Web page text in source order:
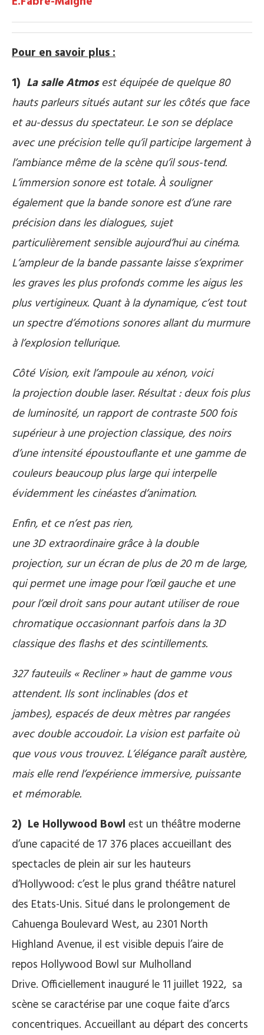
Pour en savoir plus :
1) La salle Atmosest équipée de quelque 80
hauts parleurs situés autant sur les côtés que face
et au-dessus du spectateur. Le son se déplace
avec une précision telle qu’il participe largement à
l’ambiance même de la scène qu’il sous-tend.
L’immersion sonore est totale. À souligner
également que la bande sonore est d’une rare
précision dans les dialogues, sujet
particulièrement sensible aujourd’hui au cinéma.
L’ampleur de la bande passante laisse s’exprimer
les graves les plus profonds comme les aigus les
plus vertigineux. Quant à la dynamique, c’est tout
un spectre d’émotions sonores allant du murmure
à l’explosion tellurique.
Côté Vision, exit l’ampoule au xénon, voici
la projection double laser. Résultat : deux fois plus
de luminosité, un rapport de contraste 500 fois
supérieur à une projection classique, des noirs
d’une intensité époustouflante et une gamme de
couleurs beaucoup plus large qui interpelle
évidemment les cinéastes d’animation.
Enfin, et ce n’est pas rien,
une 3D extraordinaire grâce à la double
projection, sur un écran de plus de 20 m de large,
qui permet une image pour l’œil gauche et une
pour l’œil droit sans pour autant utiliser de roue
chromatique occasionnant parfois dans la 3D
classique des flashs et des scintillements.
327 fauteuils « Recliner » haut de gamme vous
attendent. Ils sont inclinables (dos et
jambes), espacés de deux mètres par rangées
avec double accoudoir. La vision est parfaite où
que vous vous trouvez. L’élégance paraît austère,
mais elle rend l’expérience immersive, puissante
et mémorable.
2) Le Hollywood Bowl est un théâtre moderne
d’une capacité de 17 376 places accueillant des
spectacles de plein air sur les hauteurs
d’Hollywood: c’est le plus grand théâtre naturel
des Etats-Unis. Situé dans le prolongement de
Cahuenga Boulevard West, au 2301 North
Highland Avenue, il est visible depuis l’aire de
repos Hollywood Bowl sur Mulholland
Drive. Officiellement inauguré le 11 juillet 1922, sa
scène se caractérise par une coque faite d’arcs
concentriques. Accueillant au départ des concerts